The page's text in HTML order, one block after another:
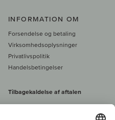
INFORMATION OM
Forsendelse og betaling
Virksomhedsoplysninger
Privatlivspolitik
Handelsbetingelser
Tilbagekaldelse af aftalen
Alle priser er inkl. moms, plus 39